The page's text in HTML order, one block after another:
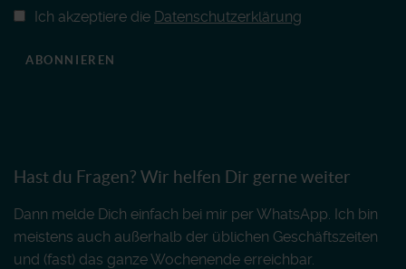
Ich akzeptiere die Datenschutzerklärung
ABONNIEREN
Hast du Fragen? Wir helfen Dir gerne weiter
Dann melde Dich einfach bei mir per WhatsApp. Ich bin
meistens auch außerhalb der üblichen Geschäftszeiten
und (fast) das ganze Wochenende erreichbar.